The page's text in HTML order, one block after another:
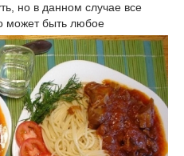
но в данном случае все
может быть любое